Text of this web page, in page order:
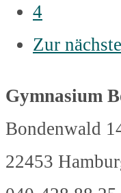
4
Zur
Gymnasium
Bondenwald
22453